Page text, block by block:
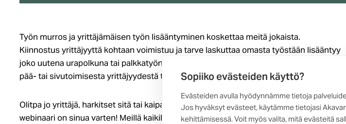
Sopiiko evästeiden käyttö?
Evästeiden avulla hyödynnämme tietoja
Jos hyväksyt evästeet, käytämme tietojasi
kehittämisessä. Voit myös valita, mitä evästeitä
Työn murros ja yrittäjämäisen työn lisääntyminen koskettaa meitä jokaista.
Kiinnostus yrittäjyyttä kohtaan voimistuu ja tarve laskuttaa omasta työstään lisääntyy
joko uutena urapolkuna tai palkkatyön ohella. Kaikki yrittäjyys on arvokasta, oli kyse
pää- tai sivutoimisesta yrittäjyydestä tai kertaluontoisesta laskutettavasta työstä.
Olitpa jo yrittäjä, harkitset sitä tai kaipaat vain uusia näkökulmia työelämään, tämä
webinaari on sinua varten! Meillä kaikilla on se tärkein yrittäjyyden aloittamisen